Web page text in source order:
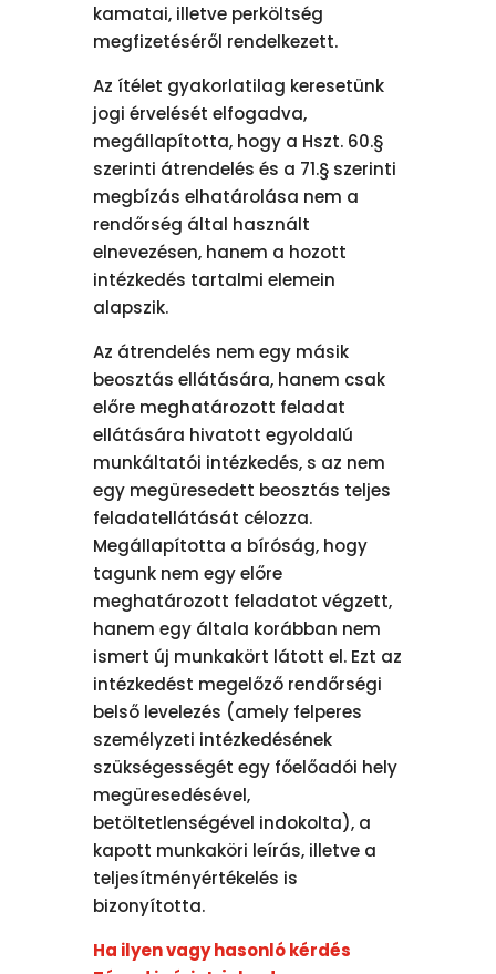
kamatai, illetve perköltség
megfizetéséről rendelkezett.
Az ítélet gyakorlatilag keresetünk
jogi érvelését elfogadva,
megállapította, hogy a Hszt. 60.§
szerinti átrendelés és a 71.§ szerinti
megbízás elhatárolása nem a
rendőrség által használt
elnevezésen, hanem a hozott
intézkedés tartalmi elemein
alapszik.
Az átrendelés nem egy másik
beosztás ellátására, hanem csak
előre meghatározott feladat
ellátására hivatott egyoldalú
munkáltatói intézkedés, s az nem
egy megüresedett beosztás teljes
feladatellátását célozza.
Megállapította a bíróság, hogy
tagunk nem egy előre
meghatározott feladatot végzett,
hanem egy általa korábban nem
ismert új munkakört látott el. Ezt az
intézkedést megelőző rendőrségi
belső levelezés (amely felperes
személyzeti intézkedésének
szükségességét egy főelőadói hely
megüresedésével,
betöltetlenségével indokolta), a
kapott munkaköri leírás, illetve a
teljesítményértékelés is
bizonyította.
Ha ilyen vagy hasonló kérdés